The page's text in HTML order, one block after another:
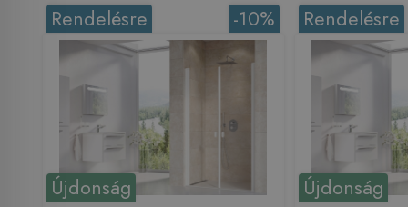
Újdonság
-10%
Rendelésre
Újdonság
Rendelésre